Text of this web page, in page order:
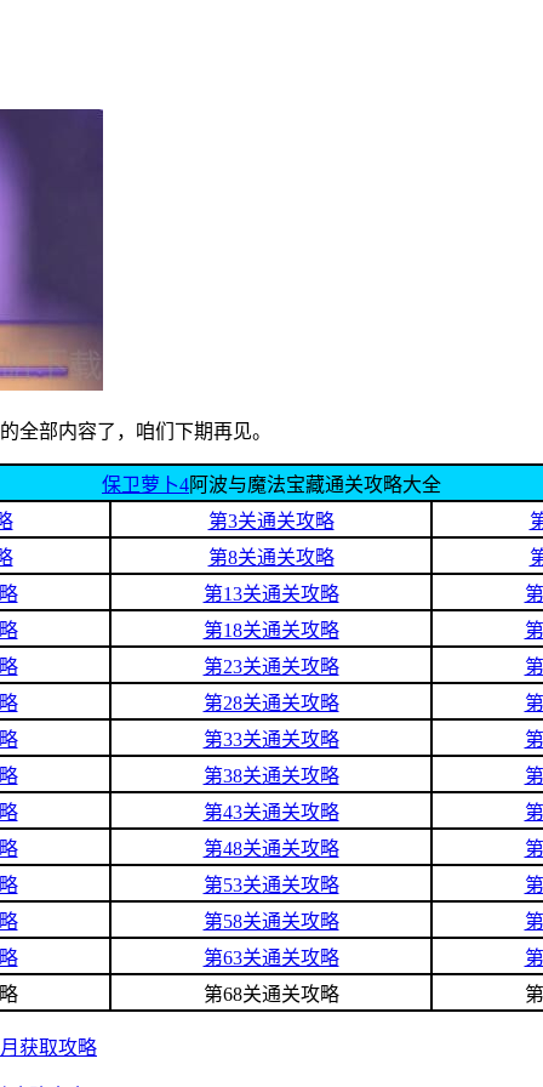
全部内容了，咱们下期再见。
保卫萝卜4阿波与魔法宝藏通关攻略大全
第3关通关攻略
第8关通关攻略
第13关通关攻略
第18关通关攻略
第23关通关攻略
第28关通关攻略
第33关通关攻略
第38关通关攻略
第43关通关攻略
第48关通关攻略
第53关通关攻略
第58关通关攻略
第63关通关攻略
第68关通关攻略
获取攻略